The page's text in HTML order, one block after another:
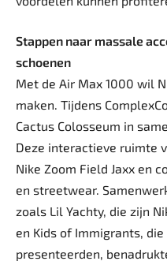
Stappen naar massale
schoenen
Met de Air Max 1000 wil
maken. Tijdens
Cactus Colosseum in
Deze interactieve ruimte
Nike Zoom Field Jaxx en
en streetwear.
zoals Lil Yachty, die zijn
en Kids of Immigrants, die
presenteerden,